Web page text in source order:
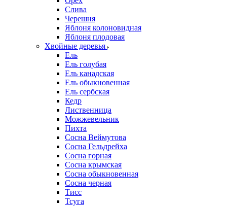
Слива
Черешня
Яблоня колоновидная
Яблоня плодовая
Хвойные деревья
Ель
Ель голубая
Ель канадская
Ель обыкновенная
Ель сербская
Кедр
Лиственница
Можжевельник
Пихта
Сосна Веймутова
Сосна Гельдрейха
Сосна горная
Сосна крымская
Сосна обыкновенная
Сосна черная
Тисс
Тсуга